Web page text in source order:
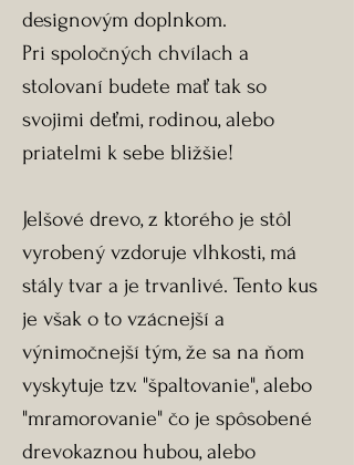
designovým doplnkom.
Pri spoločných chvílach a
stolovaní budete mať tak so
svojimi deťmi, rodinou, alebo
priatelmi k sebe bližšie!
Jelšové drevo, z ktorého je stôl
vyrobený vzdoruje vlhkosti, má
stály tvar a je trvanlivé. Tento kus
je však o to vzácnejší a
výnimočnejší tým, že sa na ňom
vyskytuje tzv. "špaltovanie", alebo
"mramorovanie" čo je spôsobené
drevokaznou hubou, alebo